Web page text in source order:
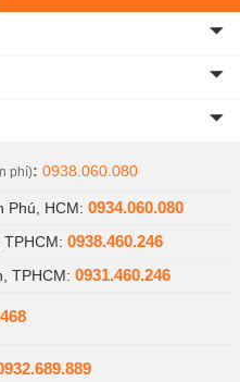
phí): 0938.060.080
Phú, HCM: 0934.060.080
0938.460.246
TPHCM: 0931.460.246